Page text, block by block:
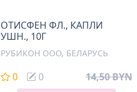
ОТИСФЕН ФЛ., КАПЛИ
УШН., 10Г
РУБИКОН ООО, БЕЛАРУСЬ
0 0
14,50 BYN